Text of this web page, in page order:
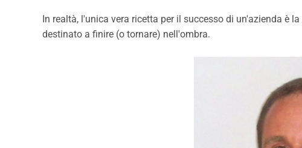
In realtà, l'unica vera ricetta per il successo di un'azienda è
destinato a finire (o tornare) nell'ombra.